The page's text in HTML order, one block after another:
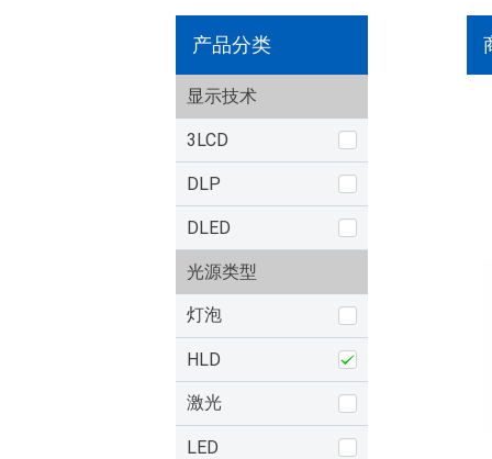
产品分类
显示技术
3LCD
DLP
DLED
光源类型
灯泡
HLD
激光
LED